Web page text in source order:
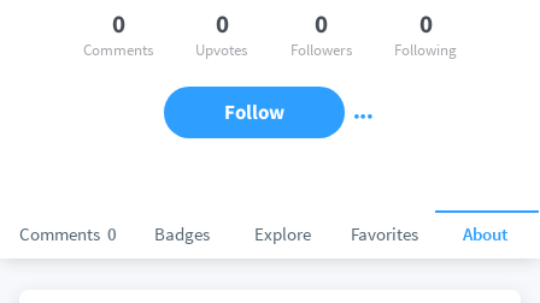
Comments 0 Badges Explore Favorites About
0
Comments
0
Upvotes
0
Followers
0
Following
Follow